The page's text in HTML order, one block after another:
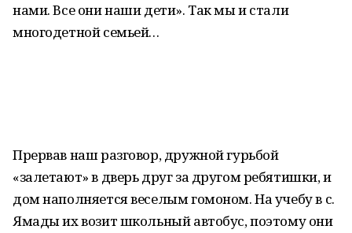
нами. Все они наши дети». Так мы и стали
многодетной семьей…
Прервав наш разговор, дружной гурьбой
«залетают» в дверь друг за другом ребятишки, и
дом наполняется веселым гомоном. На учебу в с.
Ямады их возит школьный автобус, поэтому они